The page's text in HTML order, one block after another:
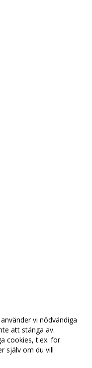
vi nödvändiga
att stänga av.
cookies, t.ex. för
själv om du vill